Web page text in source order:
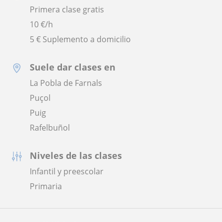
Primera clase gratis
10€/h
5 € Suplemento a domicilio
Suele dar clases en
La Pobla de Farnals
Puçol
Puig
Rafelbuñol
Niveles de las clases
Infantil y preescolar
Primaria